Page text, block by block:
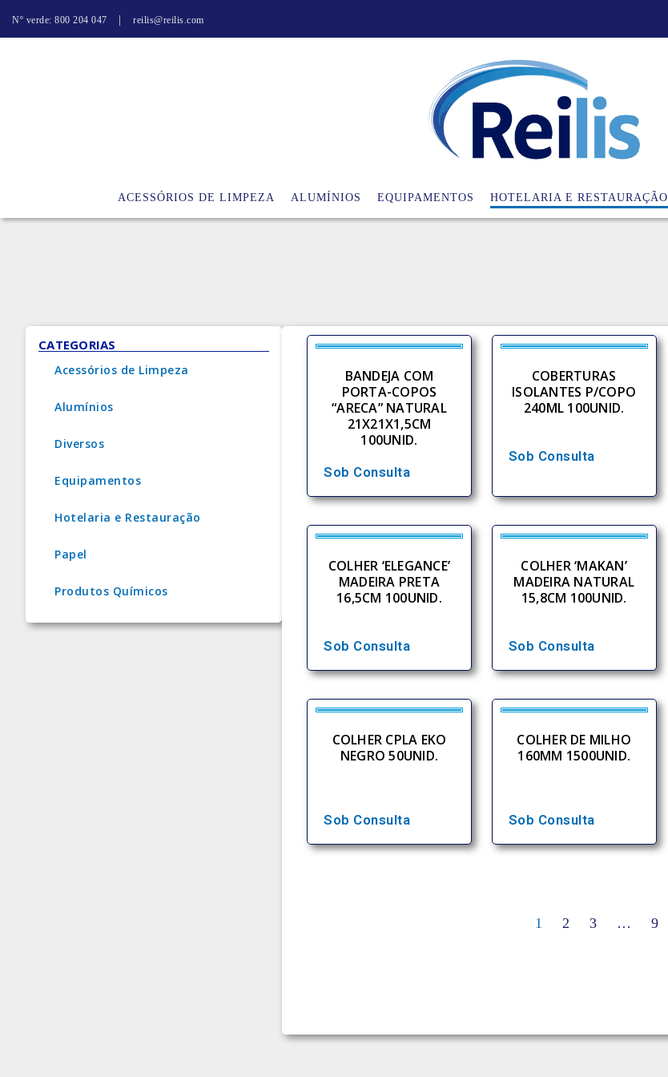
Nº verde: 800 204 047 reilis@reilis.com
ACESSÓRIOS DE LIMPEZA ALUMÍNIOS EQUIPAMENTOS HOTELARIA E RESTAURAÇÃO
CATEGORIAS
Acessórios de Limpeza
Alumínios
Diversos
Equipamentos
Hotelaria e Restauração
Papel
Produtos Químicos
BANDEJA COM
PORTA-COPOS
“ARECA” NATURAL
21X21X1,5CM
100UNID.
Sob Consulta
COBERTURAS
ISOLANTES P/COPO
240ML 100UNID.
Sob Consulta
COLHER ‘ELEGANCE’
MADEIRA PRETA
16,5CM 100UNID.
Sob Consulta
COLHER ‘MAKAN’
MADEIRA NATURAL
15,8CM 100UNID.
Sob Consulta
COLHER CPLA EKO
NEGRO 50UNID.
Sob Consulta
COLHER DE MILHO
160MM 1500UNID.
Sob Consulta
1 2 3 … 9